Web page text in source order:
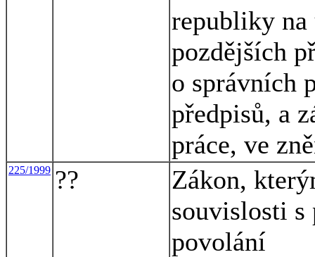
republiky na
pozdějších
o správních
předpisů, a
práce, ve
225/1999 ??
Zákon,
souvislosti
povolání